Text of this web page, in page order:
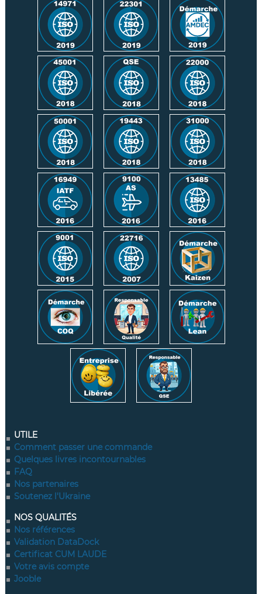
UTILE
Comment passer une commande
Quelques livres incontournables
FAQ
Nos partenaires
Soutenez l'Ukraine
NOS QUALITÉS
Nos références
Validation DataDock
Certificat CUM LAUDE
Votre avis compte
Jooble